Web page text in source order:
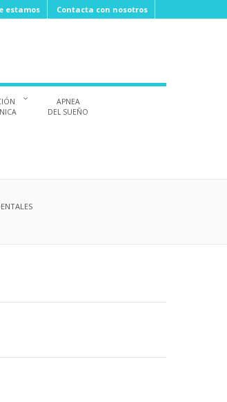
estamos Contacta con nosotros
APNEA
DEL SUEÑO